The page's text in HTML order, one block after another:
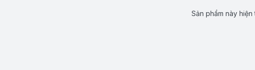
Sản phẩm này